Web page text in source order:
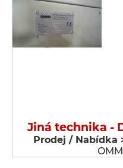
Jiná technika -
Prodej / Nabídka